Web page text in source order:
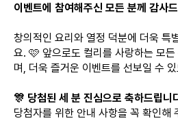
이벤트에 참여해주신 모든 분께 감사
창의적인 요리와 열정 덕분에 더욱 특
요. 🩷 앞으로도 컬리를 사랑하는 모
며, 더욱 즐거운 이벤트를 선보일 수
🎊 당첨된 세 분 진심으로 축하드립니
당첨자를 위한 안내 사항을 꼭 확인해